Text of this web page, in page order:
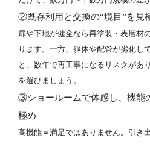
②既存利用と交換の“境目”を見
扉や下地が健全なら再塗装・表層材
ります。一方、躯体や配管が劣化し
と、数年で再工事になるリスクがあ
を選びましょう。
③ショールームで体感し、機能
極め
高機能＝満足ではありません。引き